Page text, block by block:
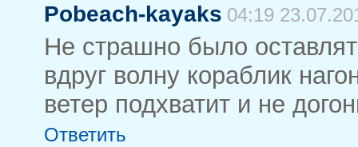
Pobeach-kayaks 04:19
Не страшно было
вдруг волну кораблик
ветер подхватит и не
Ответить